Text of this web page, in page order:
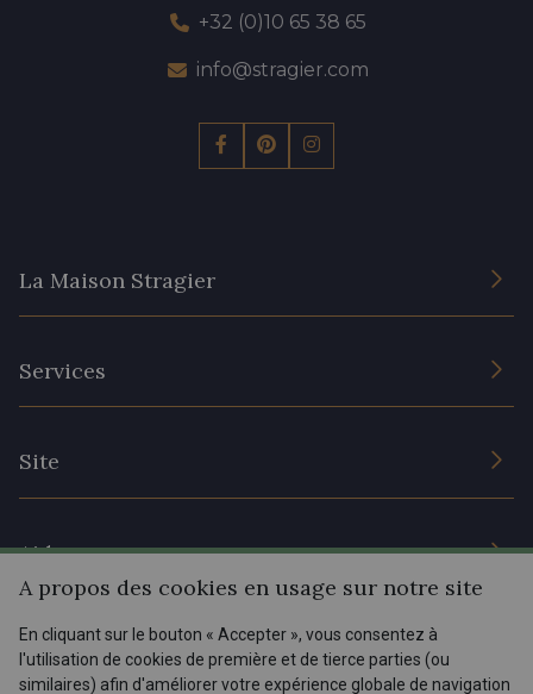
+32 (0)10 65 38 65
info@stragier.com
La Maison Stragier
Services
Site
Prix réduits
Aide
Livraison : France, Belgique, International
Retours & réclamations
Menu
A propos des cookies en usage sur notre site
En cliquant sur le bouton « Accepter », vous consentez à
l'utilisation de cookies de première et de tierce parties (ou
similaires) afin d'améliorer votre expérience globale de navigation